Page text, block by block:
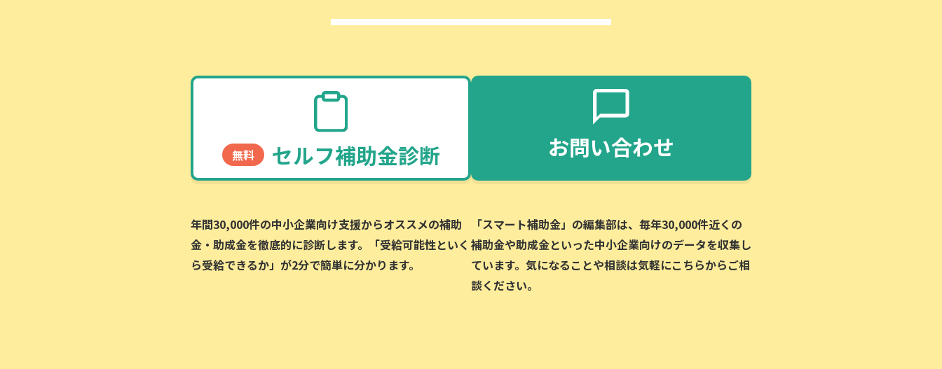
無料 セルフ補助金診断
年間30,000件の中小企業向け支援からオススメの補助
金・助成金を徹底的に診断します。「受給可能性といく
ら受給できるか」が2分で簡単に分かります。
お問い合わせ
「スマート補助金」の編集部は、毎年30,000件近くの
補助金や助成金といった中小企業向けのデータを収集し
ています。気になることや相談は気軽にこちらからご相
談ください。